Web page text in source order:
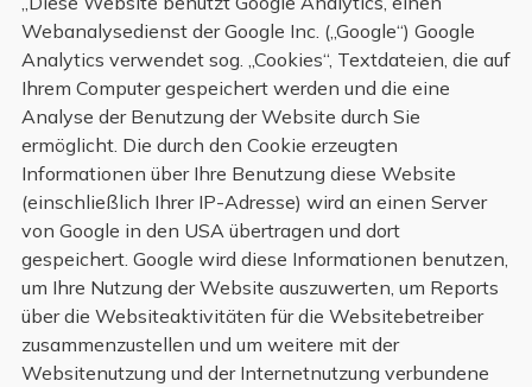
Webanalysedienst der Google Inc. („Google“) Google
Analytics verwendet sog. „Cookies“, Textdateien, die auf
Ihrem Computer gespeichert werden und die eine
Analyse der Benutzung der Website durch Sie
ermöglicht. Die durch den Cookie erzeugten
Informationen über Ihre Benutzung diese Website
(einschließlich Ihrer IP-Adresse) wird an einen Server
von Google in den USA übertragen und dort
gespeichert. Google wird diese Informationen benutzen,
um Ihre Nutzung der Website auszuwerten, um Reports
über die Websiteaktivitäten für die Websitebetreiber
zusammenzustellen und um weitere mit der
Websitenutzung und der Internetnutzung verbundene